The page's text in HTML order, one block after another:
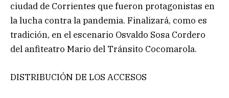
ciudad de Corrientes que fueron protagonistas en
la lucha contra la pandemia. Finalizará, como es
tradición, en el escenario Osvaldo Sosa Cordero
del anfiteatro Mario del Tránsito Cocomarola.
DISTRIBUCIÓN DE LOS ACCESOS